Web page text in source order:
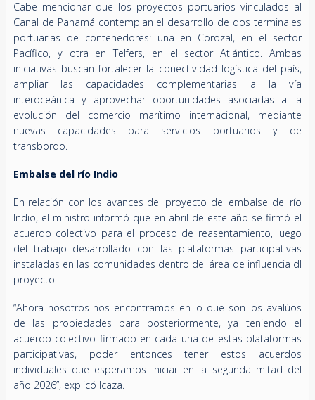
Cabe mencionar que los proyectos portuarios vinculados al
Canal de Panamá contemplan el desarrollo de dos terminales
portuarias de contenedores: una en Corozal, en el sector
Pacífico, y otra en Telfers, en el sector Atlántico. Ambas
iniciativas buscan fortalecer la conectividad logística del país,
ampliar las capacidades complementarias a la vía
interoceánica y aprovechar oportunidades asociadas a la
evolución del comercio marítimo internacional, mediante
nuevas capacidades para servicios portuarios y de
transbordo.
Embalse del río Indio
En relación con los avances del proyecto del embalse del río
Indio, el ministro informó que en abril de este año se firmó el
acuerdo colectivo para el proceso de reasentamiento, luego
del trabajo desarrollado con las plataformas participativas
instaladas en las comunidades dentro del área de influencia dl
proyecto.
“Ahora nosotros nos encontramos en lo que son los avalúos
de las propiedades para posteriormente, ya teniendo el
acuerdo colectivo firmado en cada una de estas plataformas
participativas, poder entonces tener estos acuerdos
individuales que esperamos iniciar en la segunda mitad del
año 2026”, explicó Icaza.